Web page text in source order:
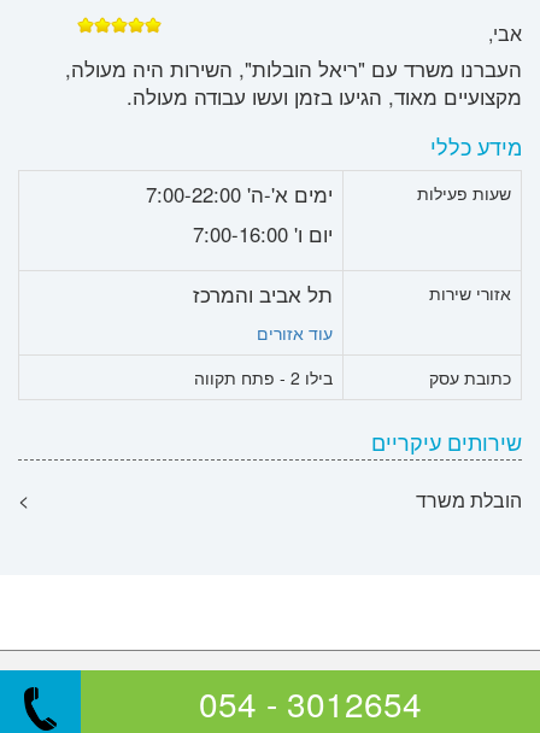
אבי,
העברנו משרד עם "ריאל הובלות", השירות היה מעולה,
מקצועיים מאוד, הגיעו בזמן ועשו עבודה מעולה.
מידע כללי
שעות פעילות
ימים א'-ה' 7:00-22:00
יום ו' 7:00-16:00
אזורי שירות תל אביב והמרכז
עוד אזורים
כתובת עסק
בילו 2 - פתח תקווה
שירותים עיקריים
הובלת משרד >
054 - 3012654
© כל הזכויות שמורות לאתר הספקים בע"מ